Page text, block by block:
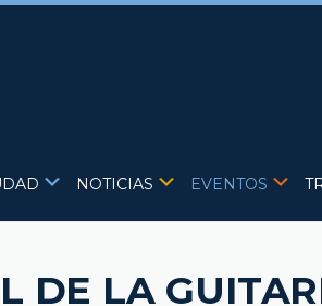
NOTICIAS EVENTOS
DE LA